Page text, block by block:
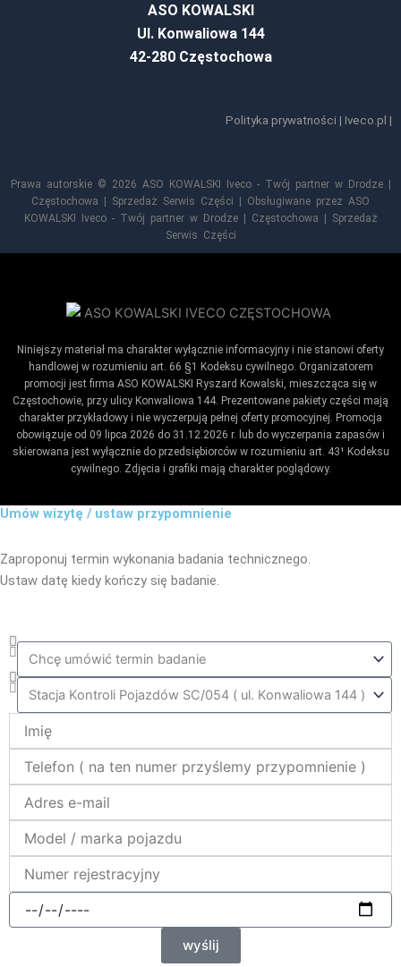
ASO KOWALSKI
Ul. Konwaliowa 144
42-280 Częstochowa
Polityka prywatności | Iveco.pl |
Prawa autorskie © 2026 ASO KOWALSKI Iveco - Twój partner w Drodze |
Częstochowa | Sprzedaż Serwis Części | Obsługiwane przez ASO
KOWALSKI Iveco - Twój partner w Drodze | Częstochowa | Sprzedaż
Serwis Części
Niniejszy materiał ma charakter wyłącznie informacyjny i nie stanowi oferty
handlowej w rozumieniu art. 66 §1 Kodeksu cywilnego. Organizatorem
promocji jest firma ASO KOWALSKI Ryszard Kowalski, mieszcząca się w
Częstochowie, przy ulicy Konwaliowa 144. Prezentowane pakiety części mają
charakter przykładowy i nie wyczerpują pełnej oferty promocyjnej. Promocja
obowiązuje od 09 lipca 2026 do 31.12.2026 r. lub do wyczerpania zapasów i
skierowana jest wyłącznie do przedsiębiorców w rozumieniu art. 43¹ Kodeksu
cywilnego. Zdjęcia i grafiki mają charakter poglądowy.
Umów wizytę / ustaw przypomnienie
Zaproponuj termin wykonania badania technicznego.
Ustaw datę kiedy kończy się badanie.
Co_zrobic
ktora_stacja
mail
data
wyślij